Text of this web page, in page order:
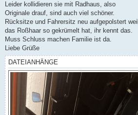
Leider kollidieren sie mit Radhaus, also
Originale drauf, sind auch viel schöner.
Rücksitze und Fahrersitz neu aufgepolstert weil
das Roßhaar so gekrümelt hat, ihr kennt das.
Muss Schluss machen Familie ist da.
Liebe Grüße
DATEIANHÄNGE